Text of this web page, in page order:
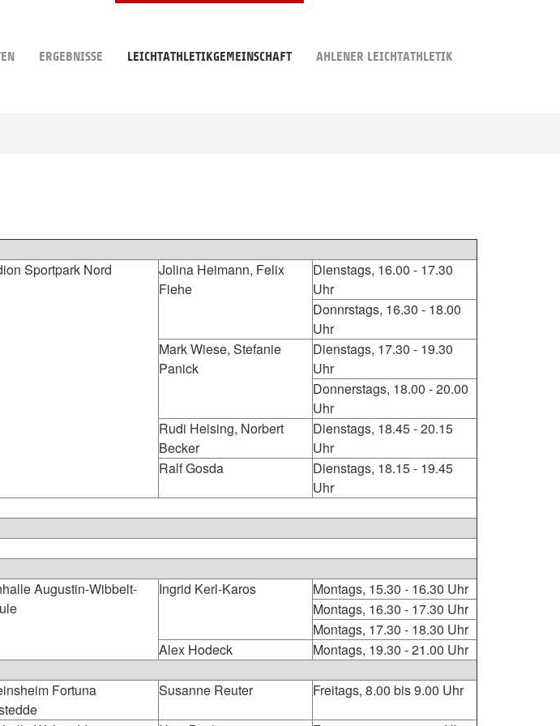
ERGEBNISSE LEICHTATHLETIKGEMEINSCHAFT AHLENER LEICHTATHLETIK
Sportpark Nord
Jolina Heimann, Felix
Fiehe
Dienstags, 16.00 - 17.30
Uhr
Donnrstags, 16.30 - 18.00
Uhr
Mark Wiese, Stefanie
Panick
Dienstags, 17.30 - 19.30
Uhr
Donnerstags, 18.00 - 20.00
Uhr
Rudi Heising, Norbert
Becker
Dienstags, 18.45 - 20.15
Uhr
Ralf Gosda
Dienstags, 18.15 - 19.45
Uhr
Augustin-Wibbelt-
Ingrid Kerl-Karos
Montags, 15.30 - 16.30 Uhr
Montags, 16.30 - 17.30 Uhr
Montags, 17.30 - 18.30 Uhr
Alex Hodeck
Montags, 19.30 - 21.00 Uhr
Fortuna
Susanne Reuter Freitags, 8.00 bis 9.00 Uhr